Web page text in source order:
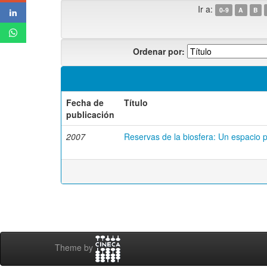
Ir a: 0-9 A B
Ordenar por:
Fecha de
publicación
Título
2007 Reservas de la biosfera: Un espacio
Theme by